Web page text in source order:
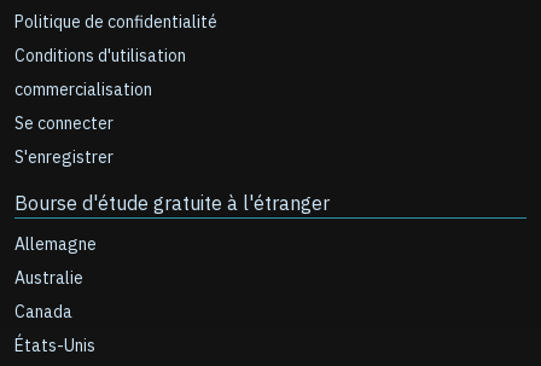
Politique de confidentialité
Conditions d'utilisation
commercialisation
Se connecter
S'enregistrer
Bourse d'étude gratuite à l'étranger
Allemagne
Australie
Canada
États-Unis